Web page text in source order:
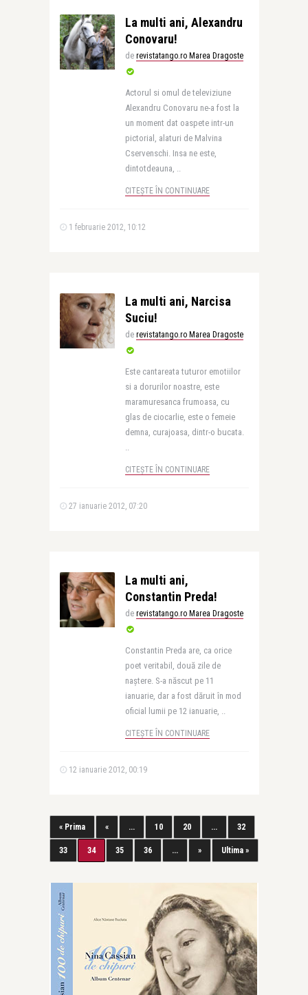
La multi ani, Alexandru
Conovaru!
de revistatango.ro Marea Dragoste
Actorul si omul de televiziune
Alexandru Conovaru ne-a fost la
un moment dat oaspete intr-un
pictorial, alaturi de Malvina
Cservenschi. Insa ne este,
dintotdeauna, ..
CITEȘTE ÎN CONTINUARE
1 februarie 2012, 10:12
La multi ani, Narcisa
Suciu!
de revistatango.ro Marea Dragoste
Este cantareata tuturor emotiilor
si a dorurilor noastre, este
maramuresanca frumoasa, cu
glas de ciocarlie, este o femeie
demna, curajoasa, dintr-o bucata.
..
CITEȘTE ÎN CONTINUARE
27 ianuarie 2012, 07:20
La multi ani,
Constantin Preda!
de revistatango.ro Marea Dragoste
Constantin Preda are, ca orice
poet veritabil, două zile de
naștere. S-a născut pe 11
ianuarie, dar a fost dăruit în mod
oficial lumii pe 12 ianuarie, ..
CITEȘTE ÎN CONTINUARE
12 ianuarie 2012, 00:19
« Prima « ... 10 20 ... 32
33 34 35 36 ... » Ultima »